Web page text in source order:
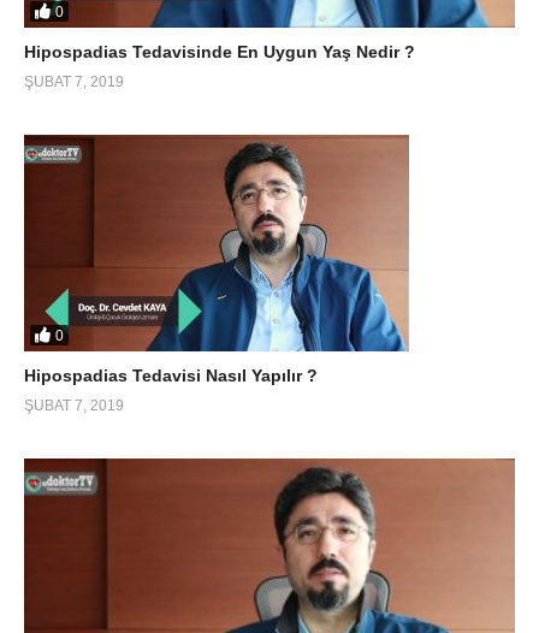
0
Hipospadias Tedavisinde En Uygun Yaş Nedir ?
ŞUBAT 7, 2019
0
Hipospadias Tedavisi Nasıl Yapılır ?
ŞUBAT 7, 2019